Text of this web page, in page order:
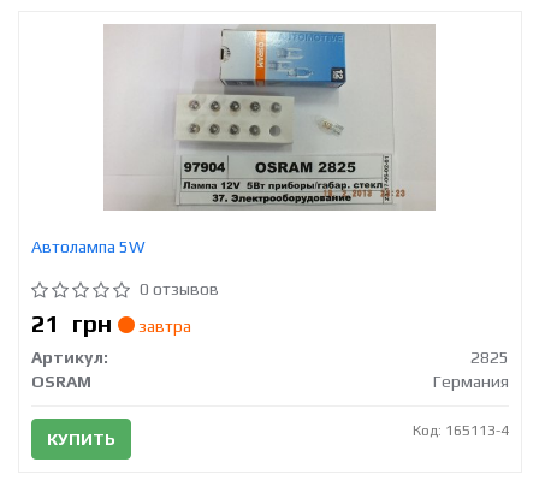
Автолампа 5W
0 отзывов
21 грн
завтра
Артикул:
2825
OSRAM
Германия
КУПИТЬ Код: 165113-4